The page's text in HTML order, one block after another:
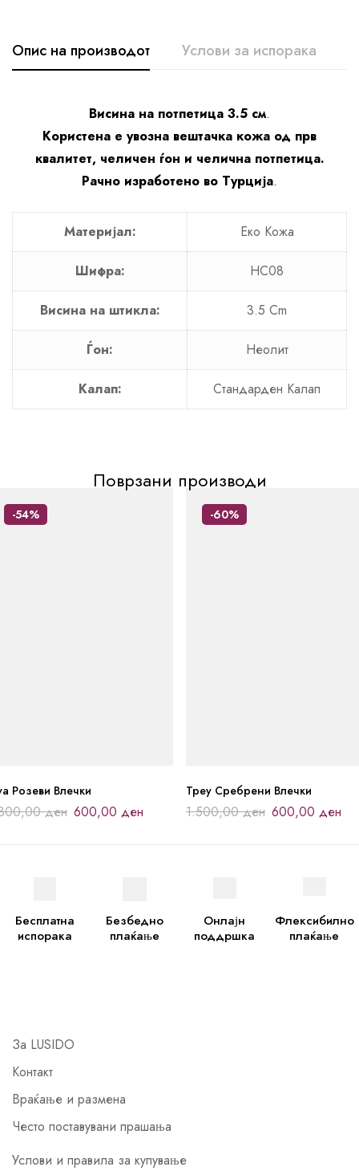
Опис на производот Услови за испорака
Висина на потпетица 3.5 см.
Користена е увозна вештачка кожа од прв
квалитет, челичен ѓон и челична потпетица.
Рачно изработено во Турција.
Материјал: Еко Кожа
Шифра: HC08
Висина на штикла: 3.5 Cm
Ѓон: Неолит
Калап: Стандарден Калап
Поврзани производи
-54%
Розеви Влечки
ден 600,00 ден
-60%
Треу Сребрени Влечки
1.500,00ден 600,00 ден
Бесплатна
испорака
Безбедно
плаќање
Онлајн
поддршка
Флексибилно
плаќање
За LUSIDO
Контакт
Враќање и размена
Често поставувани прашања
Услови и правила за купување